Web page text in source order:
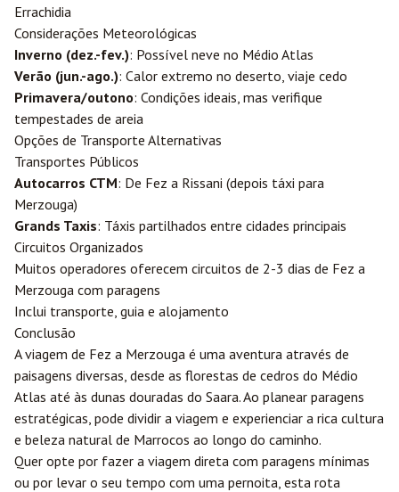
Errachidia
Considerações Meteorológicas
Inverno (dez.-fev.): Possível neve no Médio Atlas
Verão (jun.-ago.): Calor extremo no deserto, viaje cedo
Primavera/outono: Condições ideais, mas verifique
tempestades de areia
Opções de Transporte Alternativas
Transportes Públicos
Autocarros CTM: De Fez a Rissani (depois táxi para
Merzouga)
Grands Taxis: Táxis partilhados entre cidades principais
Circuitos Organizados
Muitos operadores oferecem circuitos de 2-3 dias de Fez a
Merzouga com paragens
Inclui transporte, guia e alojamento
Conclusão
A viagem de Fez a Merzouga é uma aventura através de
paisagens diversas, desde as florestas de cedros do Médio
Atlas até às dunas douradas do Saara. Ao planear paragens
estratégicas, pode dividir a viagem e experienciar a rica cultura
e beleza natural de Marrocos ao longo do caminho.
Quer opte por fazer a viagem direta com paragens mínimas
ou por levar o seu tempo com uma pernoita, esta rota